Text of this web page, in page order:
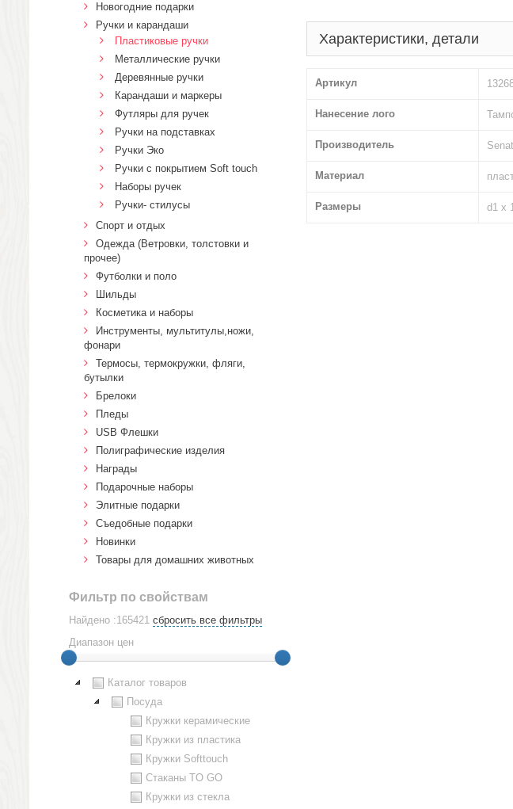
Характеристики, детали
Артикул
Нанесение лого
Производитель
Материал
Размеры d1 х
Новогодние подарки
Ручки и карандаши
Пластиковые ручки
Металлические ручки
Деревянные ручки
Карандаши и маркеры
Футляры для ручек
Ручки на подставках
Ручки Эко
Ручки с покрытием Soft touch
Наборы ручек
Ручки- стилусы
Спорт и отдых
Одежда (Ветровки, толстовки и
прочее)
Футболки и поло
Шильды
Косметика и наборы
Инструменты, мультитулы,ножи,
фонари
Термосы, термокружки, фляги,
бутылки
Брелоки
Пледы
USB Флешки
Полиграфические изделия
Награды
Подарочные наборы
Элитные подарки
Cъедобные подарки
Новинки
Товары для домашних животных
Фильтр по свойствам
Найдено :165421 сбросить все фильтры
Диапазон цен
Каталог товаров
Посуда
Кружки керамические
Кружки из пластика
Кружки Softtouch
Стаканы TO GO
Кружки из стекла